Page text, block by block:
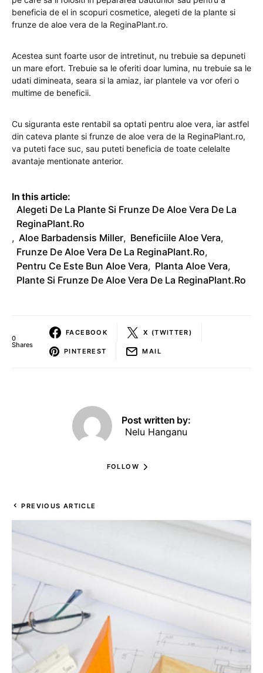
beneficia de el in scopuri cosmetice, alegeti de la plante si
frunze de aloe vera de la ReginaPlant.ro.
Acestea sunt foarte usor de intretinut, nu trebuie sa depuneti
un mare efort. Trebuie sa le oferiti doar lumina, nu trebuie sa le
udati dimineata, seara si la amiaz, iar plantele va vor oferi o
multime de beneficii.
Cu siguranta este rentabil sa optati pentru aloe vera, iar astfel
din cateva plante si frunze de aloe vera de la ReginaPlant.ro,
va puteti face suc, sau puteti beneficia de toate celelalte
avantaje mentionate anterior.
In this article:
Alegeti De La Plante Si Frunze De Aloe Vera De La
ReginaPlant.ro
, Aloe Barbadensis Miller, Beneficiile Aloe Vera,
Frunze De Aloe Vera De La ReginaPlant.ro,
Pentru Ce Este Bun Aloe Vera, Planta Aloe Vera,
Plante Si Frunze De Aloe Vera De La ReginaPlant.ro
0
Shares
FACEBOOK X (TWITTER)
PINTEREST MAIL
Post written by:
Nelu Hanganu
FOLLOW
PREVIOUS ARTICLE